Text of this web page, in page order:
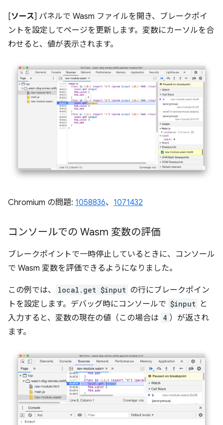
[ソース] パネルで Wasm ファイルを開き、ブレークポイ
ントを設定してページを更新します。変数にカーソルを合
わせると、値が表示されます。
Chromium の問題: 1058836、 1071432
コンソールでの Wasm 変数の評価
ブレークポイントで一時停止しているときに、コンソール
で Wasm 変数を評価できるようになりました。
この例では、 local.get $input の行にブレークポイン
トを設定します。デバッグ時にコンソールで $input と
入力すると、変数の現在の値（この場合は 4 ）が返され
ます。